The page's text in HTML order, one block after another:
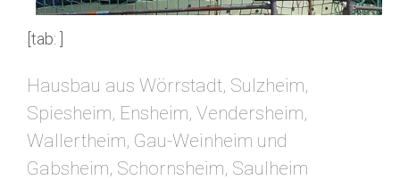
[tab: ]
Hausbau aus Wörrstadt, Sulzheim,
Spiesheim, Ensheim, Vendersheim,
Wallertheim, Gau-Weinheim und
Gabsheim, Schornsheim, Saulheim